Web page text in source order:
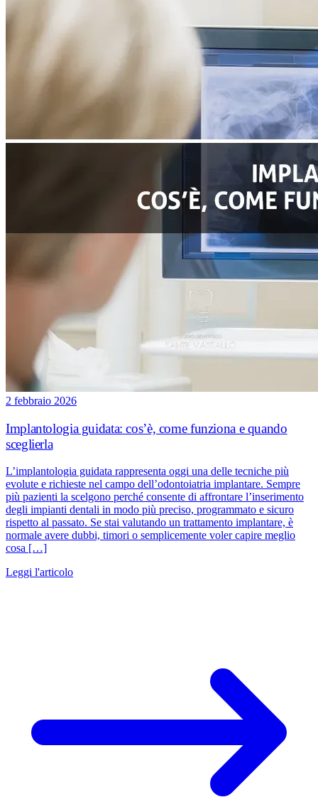
2 febbraio 2026
Implantologia guidata: cos’è, come funziona e quando
sceglierla
L’implantologia guidata rappresenta oggi una delle tecniche più
evolute e richieste nel campo dell’odontoiatria implantare. Sempre
più pazienti la scelgono perché consente di affrontare l’inserimento
degli impianti dentali in modo più preciso, programmato e sicuro
rispetto al passato. Se stai valutando un trattamento implantare, è
normale avere dubbi, timori o semplicemente voler capire meglio
cosa […]
Leggi l'articolo